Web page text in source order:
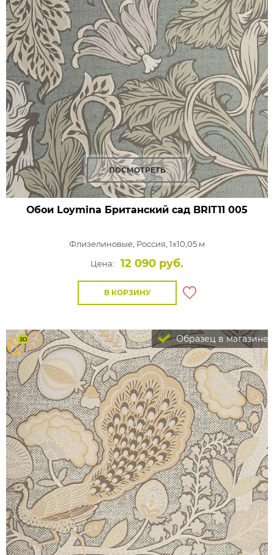
ПОСМОТРЕТЬ
Обои Loymina Британский сад BRIT11 005
Флизелиновые, Россия, 1x10,05 м
Цена:
12 090 руб.
В КОРЗИНУ
Образец в магазине